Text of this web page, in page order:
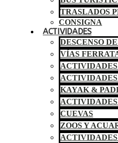
TRASLADOS
CONSIGNA
ACTIVIDADES
DESCENSO
VÍAS
KAYAK &
CUEVAS
ZOOS Y